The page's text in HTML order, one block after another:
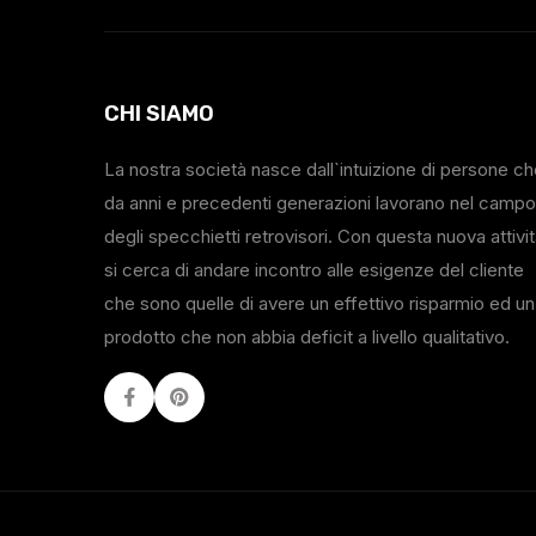
CHI SIAMO
La nostra società nasce dall`intuizione di persone
da anni e precedenti generazioni lavorano nel campo
degli specchietti retrovisori. Con questa nuova
si cerca di andare incontro alle esigenze del cliente
che sono quelle di avere un effettivo risparmio ed un
prodotto che non abbia deficit a livello qualitativo.
FacebookYoutube